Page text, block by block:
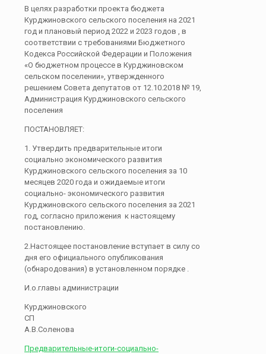
В целях разработки проекта бюджета
Курджиновского сельского поселения на 2021
год и плановый период 2022 и 2023 годов , в
соответствии с требованиями Бюджетного
Кодекса Российской Федерации и Положения
«О бюджетном процессе в Курджиновском
сельском поселении», утвержденного
решением Совета депутатов от 12.10.2018 № 19,
Администрация Курджиновского сельского
поселения
ПОСТАНОВЛЯЕТ:
1. Утвердить предварительные итоги
социально экономического развития
Курджиновского сельского поселения за 10
месяцев 2020 года и ожидаемые итоги
социально- экономического развития
Курджиновского сельского поселения за 2021
год, согласно приложения к настоящему
постановлению.
2.Настоящее постановление вступает в силу со
дня его официального опубликования
(обнародования) в установленном порядке .
И.о.главы администрации
Курджиновского
СП
А.В.Соленова
Предварительные-итоги-социально-